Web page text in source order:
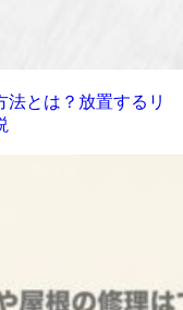
とは？放置するリ